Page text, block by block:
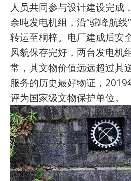
人员共同参与设计建设完成
余吨发电机组，沿“驼峰航
转运至桐梓。电厂建成后安
风貌保存完好，两台发电机
常，其文物价值远远超过其
服务的历史最好物证，
评为国家级文物保护单位。